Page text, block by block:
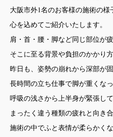
大阪市外1名のお客様の施術の様
心を込めてご紹介いたします。
肩・首・腰・脚など同じ部位が
そこに至る背景や負担のかかり
昨日も、姿勢の崩れから深部が
長時間の立ち仕事で脚が重くな
呼吸の浅さから上半身が緊張し
まったく違う種類の疲れと向き
施術の中でふと表情が柔らかく